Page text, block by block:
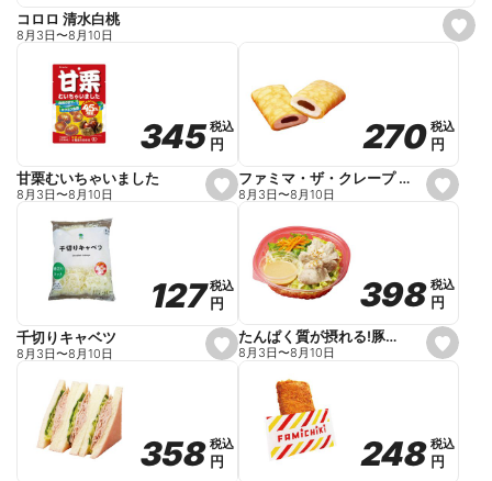
s
e
コロロ 清水白桃
8月3日〜8月10日
s
e
o
r
i
e
345
345税込
税込
円
円
甘栗むいちゃいました
8月3日〜8月10日
s
e
o
r
i
e
270
270 税込
税込
円
円
ファミマ・ザ・クレープ 生チョコ
8月3日〜8月10日
s
e
o
r
i
127
127税込
税込
円
円
千切りキャベツ
8月3日〜8月10日
s
e
o
r
i
398
398 税込
税込
円
円
たんぱく質が摂れる!豚しゃぶのパスタサラダ
8月3日〜8月10日
358
358税込
税込
円
円
248
248 税込
税込
円
円